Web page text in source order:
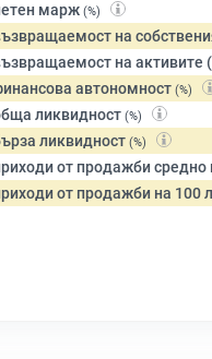
марж (%)
на
на активите
автономност (%)
ликвидност (%)
ликвидност (%)
от продажби средно
от продажби на 100